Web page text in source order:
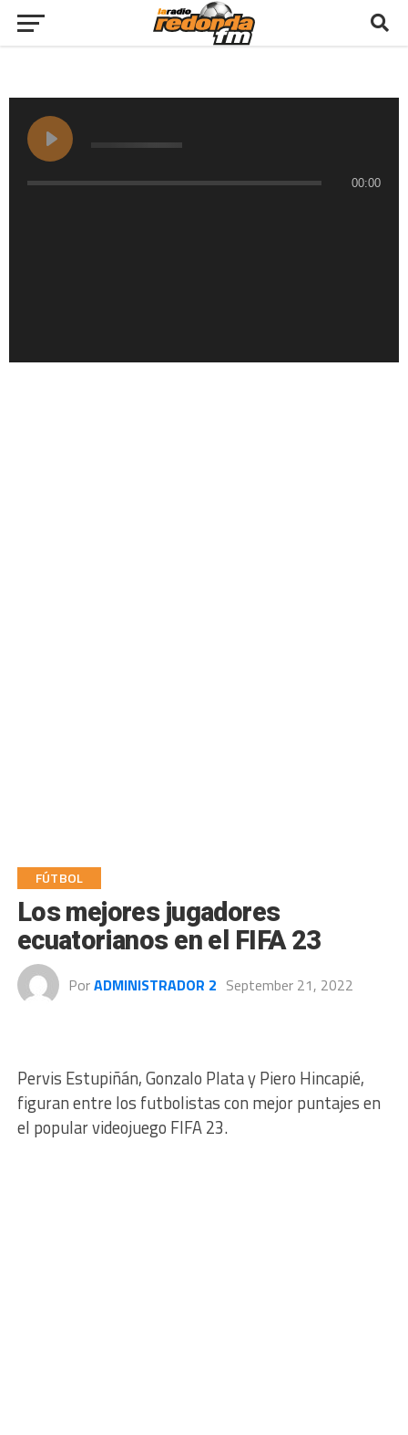
00:00
FÚTBOL
Los mejores jugadores
ecuatorianos en el FIFA 23
PorADMINISTRADOR 2 September 21, 2022
Pervis Estupiñán, Gonzalo Plata y Piero Hincapié,
figuran entre los futbolistas con mejor puntajes en
el popular videojuego FIFA 23.